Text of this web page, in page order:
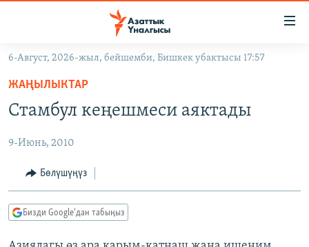
Навигацияга
өтүңүз
Издөөгө
салыңыз
КЫРГЫЗСТАН
КЫРГЫЗСТАН
САЯСАТ
ЭКОНОМИКА
ДҮЙНӨ
БОРБОР АЗИЯ
УКРАИНА
АТАЙЫН ИЛИКТӨӨ
БҮГҮН АЗАТТЫКТА
ПОДКАСТ
6-Август, 2026-жыл, бейшемби, Бишкек убактысы 17:57
ЖАҢЫЛЫКТАР
Стамбул кеңешмеси аяктады
9-Июнь, 2010
Бөлүшүңүз
Бизди Google'дан табыңыз